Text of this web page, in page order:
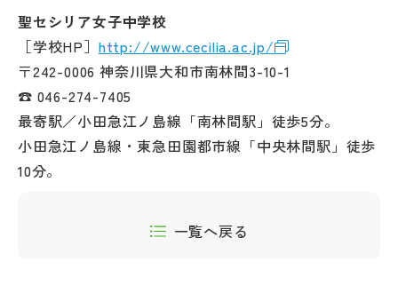
聖セシリア女子中学校
［学校HP］ http://www.cecilia.ac.jp/
〒242-0006 神奈川県大和市南林間3-10-1
☎ 046-274-7405
最寄駅／小田急江ノ島線「南林間駅」徒歩5分。
小田急江ノ島線・東急田園都市線「中央林間駅」徒歩
10分。
一覧へ戻る